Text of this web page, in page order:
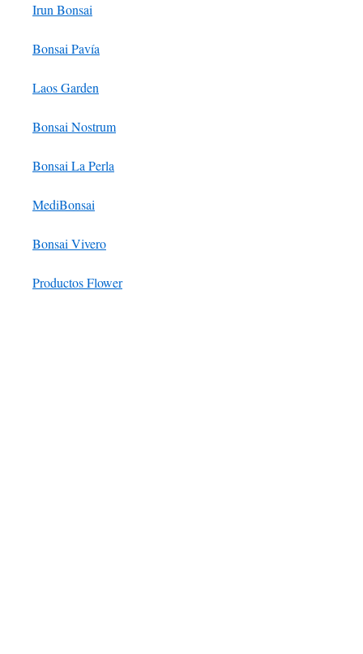
Irun Bonsai
Bonsai Pavía
Laos Garden
Bonsai Nostrum
Bonsai La Perla
MediBonsai
Bonsai Vivero
Productos Flower